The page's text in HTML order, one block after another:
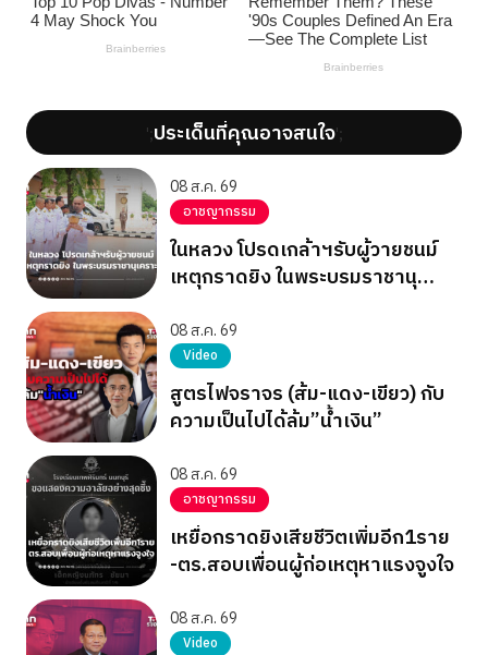
';ประเด็นที่คุณอาจสนใจ';
08 ส.ค. 69
อาชญากรรม
ในหลวง โปรดเกล้าฯรับผู้วายชนม์
เหตุกราดยิง ในพระบรมราชานุ
08 ส.ค. 69
Video
สูตรไฟจราจร (ส้ม-แดง-เขียว) กับ
ความเป็นไปได้ล้ม”น้ำเงิน”
08 ส.ค. 69
อาชญากรรม
เหยื่อกราดยิงเสียชีวิตเพิ่มอีก1ราย
-ตร.สอบเพื่อนผู้ก่อเหตุหาแรงจูงใจ
08 ส.ค. 69
Video